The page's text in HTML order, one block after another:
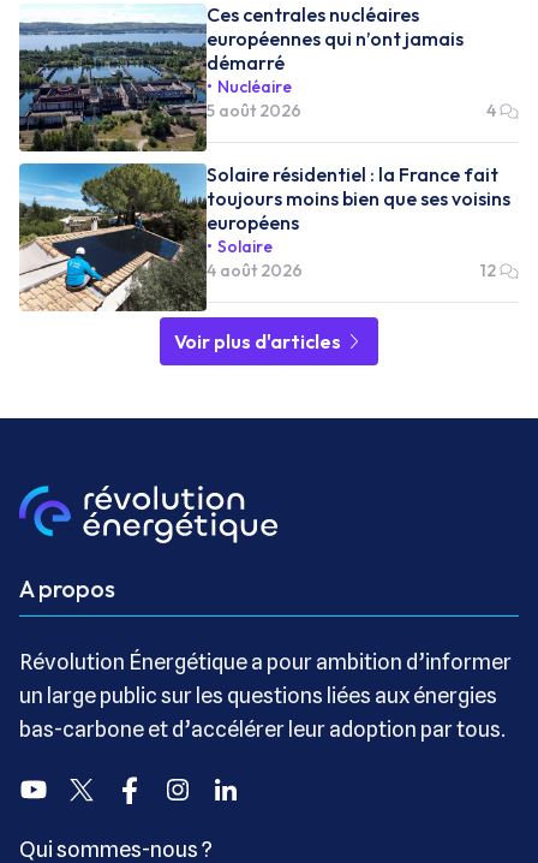
Ces centrales nucléaires
européennes qui n’ont jamais
démarré
Nucléaire
5 août 2026
4
Solaire résidentiel : la France fait
toujours moins bien que ses voisins
européens
Solaire
4 août 2026
12
Voir plus d'articles
A propos
Révolution Énergétique a pour ambition d’informer
un large public sur les questions liées aux énergies
bas-carbone et d’accélérer leur adoption par tous.
YoutubeTwitter FacebookInstagramLinkedin
Qui sommes-nous ?